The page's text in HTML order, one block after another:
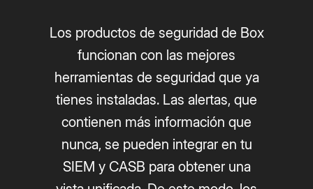
Los productos de seguridad de Box
funcionan con las mejores
herramientas de seguridad que ya
tienes instaladas. Las alertas, que
contienen más información que
nunca, se pueden integrar en tu
SIEM y CASB para obtener una